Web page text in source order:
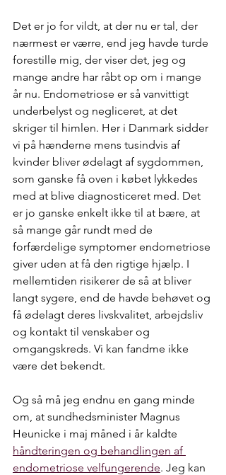
Det er jo for vildt, at der nu er tal, der
nærmest er værre, end jeg havde turde
forestille mig, der viser det, jeg og
mange andre har råbt op om i mange
år nu. Endometriose er så vanvittigt
underbelyst og negliceret, at det
skriger til himlen. Her i Danmark sidder
vi på hænderne mens tusindvis af
kvinder bliver ødelagt af sygdommen,
som ganske få oven i købet lykkedes
med at blive diagnosticeret med. Det
er jo ganske enkelt ikke til at bære, at
så mange går rundt med de
forfærdelige symptomer endometriose
giver uden at få den rigtige hjælp. I
mellemtiden risikerer de så at bliver
langt sygere, end de havde behøvet og
få ødelagt deres livskvalitet, arbejdsliv
og kontakt til venskaber og
omgangskreds. Vi kan fandme ikke
være det bekendt.
Og så må jeg endnu en gang minde
om, at sundhedsminister Magnus
Heunicke i maj måned i år kaldte
håndteringen og behandlingen af
endometriose velfungerende. Jeg kan